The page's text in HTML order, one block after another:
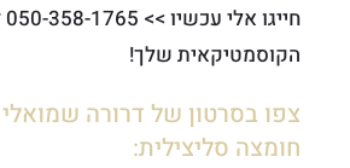
הקוסמטיקאית שלך!
צפו בסרטון של דרורה
חומצה סליצילית: